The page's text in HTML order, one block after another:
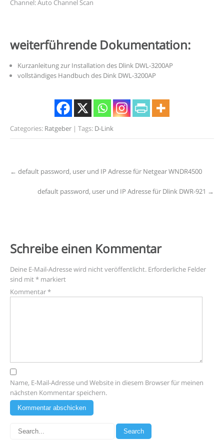
Channel: Auto Channel Scan
weiterführende Dokumentation:
Kurzanleitung zur Installation des Dlink DWL-3200AP
vollständiges Handbuch des Dink DWL-3200AP
Categories: Ratgeber | Tags: D-Link
Post
navigation
← default password, user und IP Adresse für Netgear WNDR4500
default password, user und IP Adresse für Dlink DWR-921 →
Schreibe einen Kommentar
Deine E-Mail-Adresse wird nicht veröffentlicht. Erforderliche Felder
sind mit* markiert
Kommentar*
Name, E-Mail-Adresse und Website in diesem Browser für meinen
nächsten Kommentar speichern.